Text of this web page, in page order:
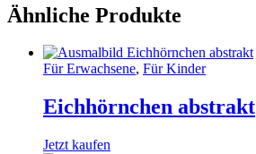
Ähnliche Produkte
Für Erwachsene, Für Kinder
Eichhörnchen abstrakt
Jetzt kaufen